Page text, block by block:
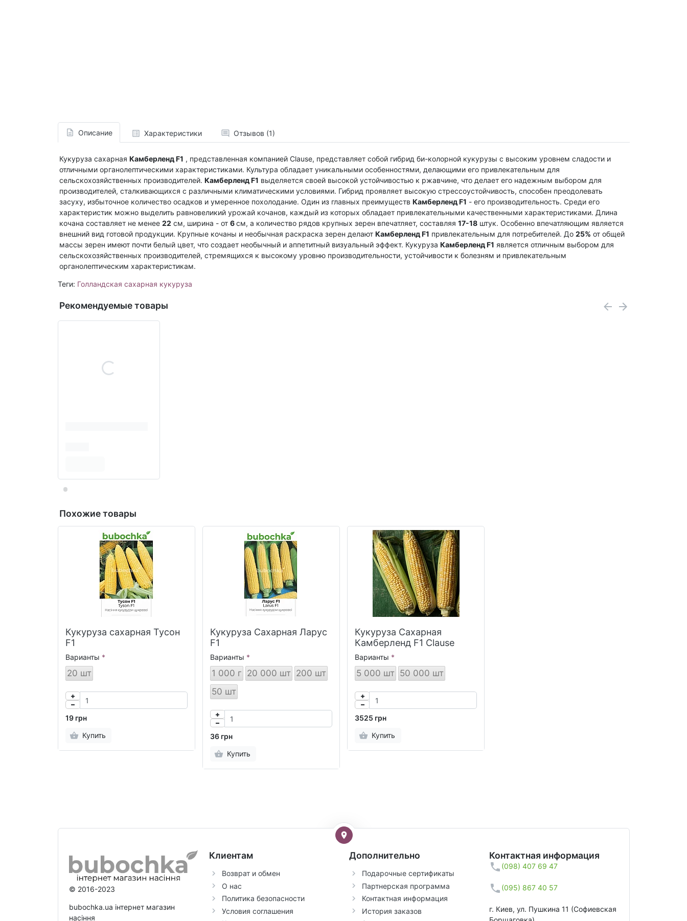
Описание Характеристики Отзывов (1)
Кукуруза сахарная Камберленд F1 , представленная компанией Clause, представляет собой гибрид би-колорной кукурузы с высоким уровнем сладости и
отличными органолептическими характеристиками. Культура обладает уникальными особенностями, делающими его привлекательным для
сельскохозяйственных производителей. Камберленд F1 выделяется своей высокой устойчивостью к ржавчине, что делает его надежным выбором для
производителей, сталкивающихся с различными климатическими условиями. Гибрид проявляет высокую стрессоустойчивость, способен преодолевать
засуху, избыточное количество осадков и умеренное похолодание. Один из главных преимуществ Камберленд F1 - его производительность. Среди его
характеристик можно выделить равновеликий урожай кочанов, каждый из которых обладает привлекательными качественными характеристиками. Длина
кочана составляет не менее 22 см, ширина - от 6см, а количество рядов крупных зерен впечатляет, составляя 17-18 штук. Особенно впечатляющим является
внешний вид готовой продукции. Крупные кочаны и необычная раскраска зерен делают Камберленд F1 привлекательным для потребителей. До 25% от общей
массы зерен имеют почти белый цвет, что создает необычный и аппетитный визуальный эффект. Кукуруза Камберленд F1 является отличным выбором для
сельскохозяйственных производителей, стремящихся к высокому уровню производительности, устойчивости к болезням и привлекательным
органолептическим характеристикам.
Теги: Голландская сахарная кукуруза
Рекомендуемые товары
Похожие товары
Кукуруза сахарная Тусон
F1
Варианты
20 шт
19 грн
Купить
Кукуруза Сахарная Ларус
F1
Варианты
1 000 г 20 000 шт 200 шт
50 шт
36 грн
Купить
Кукуруза Сахарная
Камберленд F1 Clause
Варианты
5 000 шт 50 000 шт
3525 грн
Купить
© 2016-2023
bubochka.ua інтернет магазин
насіння
Клиентам
Возврат и обмен
О нас
Политика безопасности
Условия соглашения
Дополнительно
Подарочные сертификаты
Партнерская программа
Контактная информация
История заказов
Контактная информация
(098) 407 69 47
(095) 867 40 57
г. Киев, ул. Пушкина 11 (Софиевская